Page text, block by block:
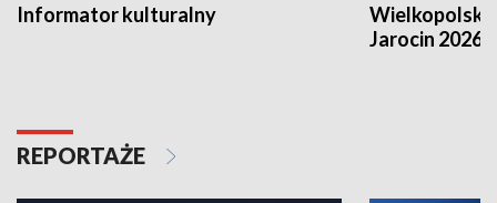
Informator kulturalny
Jarocin 2026
REPORTAŻE